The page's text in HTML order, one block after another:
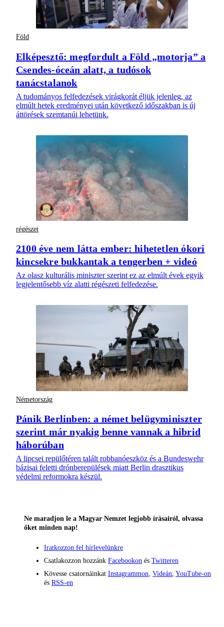
Föld
Elképesztő: megfordult a Föld „motorja” a
Csendes-óceán alatt, a tudósok
tanácstalanok
A tudományos felfedezések virágkorát éljük jelenleg, az
elmúlt hetek eredményei után következő időszakban is új
áttörések szemtanúi lehetünk.
régészet
2100 éve nem látta ember: hihetetlen ókori
kincsekre bukkantak a tengerben + videó
Az olasz kulturális miniszter szerint ez az elmúlt évek egyik
legjelentősebb víz alatti régészeti felfedezése.
Németország
Pánik Berlinben: a német belügyminiszter
szerint már nyakig benne vannak a hibrid
háborúban
A lipcsei repülőtéren talált robbanóeszköz és a Bundeswehr
bázisai feletti drónberepülések miatt Berlin drasztikus
védelmi reformokra készül.
Ne maradjon le a Magyar Nemzet legjobb írásairól, olvassa
őket minden nap!
Iratkozzon fel hírlevelünkre
Csatlakozzon hozzánk Facebookon és Twitteren
Kövesse csatornáinkat Instagrammon, Videán, YouTube-on
és RSS-en